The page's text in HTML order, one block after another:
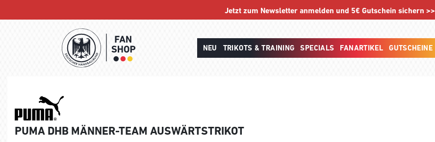
Jetzt zum Newsletter anmelden und 5€ Gutschein sichern >>
NEU TRIKOTS & TRAINING SPECIALS FANARTIKEL GUTSCHEINE
PUMA DHB MÄNNER-TEAM AUSWÄRTSTRIKOT